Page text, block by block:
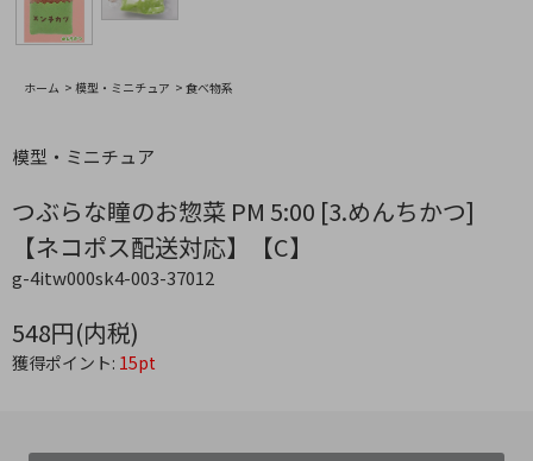
ホーム > 模型・ミニチュア > 食べ物系
模型・ミニチュア
つぶらな瞳のお惣菜 PM 5:00 [3.めんちかつ]
【ネコポス配送対応】【C】
g-4itw000sk4-003-37012
548円(内税)
獲得ポイント: 15pt